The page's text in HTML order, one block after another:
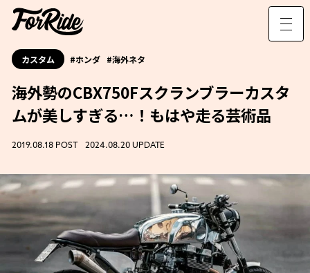
カスタム ホンダ 海外ネタ
海外勢のCBX750Fスクランブラーカスタ
ムが美しすぎる…！もはや走る芸術品
2019.08.18 POST 2024.08.20 UPDATE